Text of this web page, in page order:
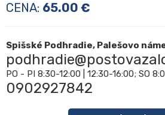
CENA: 65.00 €
Spišské Podhradie, Palešovo
PO - PI 8:30-12:00 | 12:30-16:00; SO
0902927842